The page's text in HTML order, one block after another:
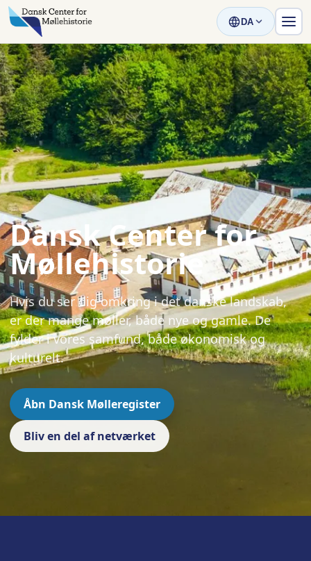
DA
Dansk Center for
Møllehistorie
Hvis du ser dig omkring i det danske landskab,
er der mange møller, både nye og gamle. De
fylder i vores samfund, både økonomisk og
kulturelt.
Åbn Dansk Mølleregister
Bliv en del af netværket